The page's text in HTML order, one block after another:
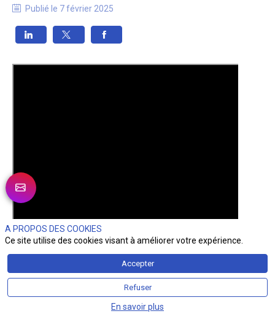
Publié le 7 février 2025
A PROPOS DES COOKIES
Ce site utilise des cookies visant à améliorer votre expérience.
Accepter
Refuser
En savoir plus